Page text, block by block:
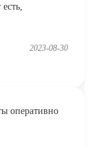
2023-08-30
оперативно